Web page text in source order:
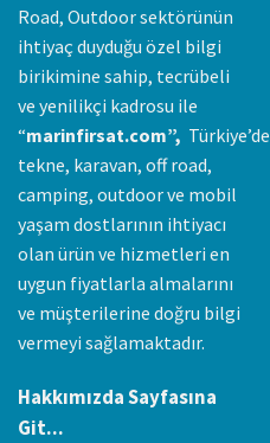
Road, Outdoor sektörünün
ihtiyaç duyduğu özel bilgi
birikimine sahip, tecrübeli
ve yenilikçi kadrosu ile
“marinfirsat.com”, Türkiye’de
tekne, karavan, off road,
camping, outdoor ve mobil
yaşam dostlarının ihtiyacı
olan ürün ve hizmetleri en
uygun fiyatlarla almalarını
ve müşterilerine doğru bilgi
vermeyi sağlamaktadır.
Hakkımızda Sayfasına
Git...